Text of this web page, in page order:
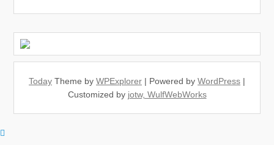
Today Theme by WPExplorer | Powered by WordPress |
Customized by jotw, WulfWebWorks